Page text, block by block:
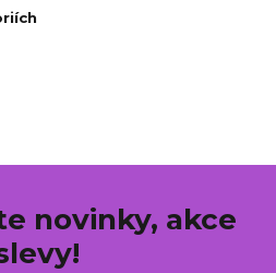
novinky, akce